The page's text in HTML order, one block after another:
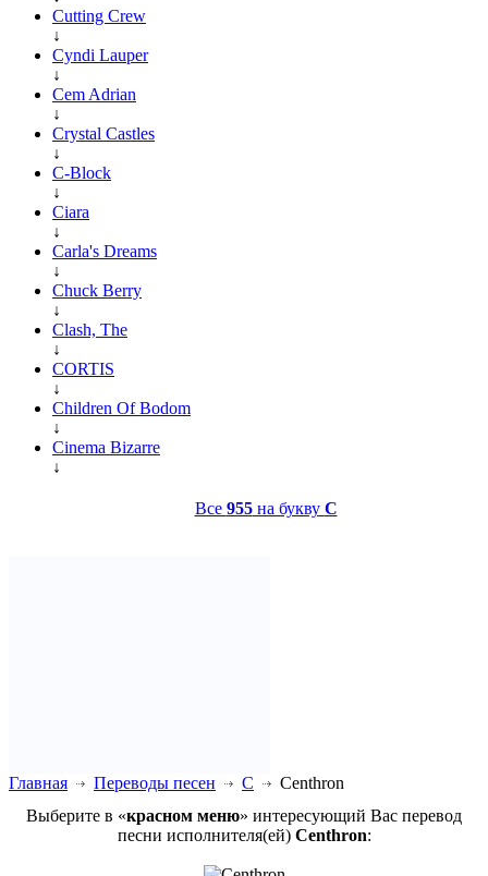
Cutting Crew
↓
Cyndi Lauper
↓
Cem Adrian
↓
Crystal Castles
↓
C-Block
↓
Ciara
↓
Carla's Dreams
↓
Chuck Berry
↓
Clash, The
↓
CORTIS
↓
Children Of Bodom
↓
Cinema Bizarre
↓
Все 955на букву C
Главная Переводы песен C
Centhron
Выберите в «красном меню» интересующий Вас перевод
песни исполнителя(ей) Centhron: